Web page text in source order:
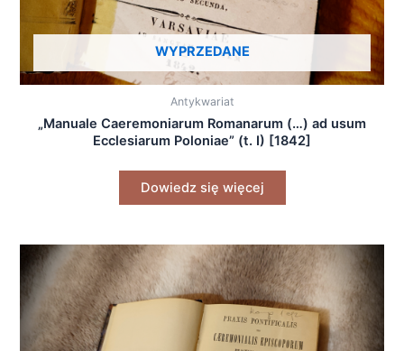
WYPRZEDANE
Antykwariat
„Manuale Caeremoniarum Romanarum (…) ad usum
Ecclesiarum Poloniae” (t. I) [1842]
Dowiedz się więcej